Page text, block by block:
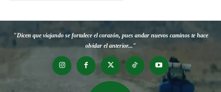
"Dicen que viajando se fortalece el corazón, pues andar nuevos caminos te hace
olvidar el anterior..."